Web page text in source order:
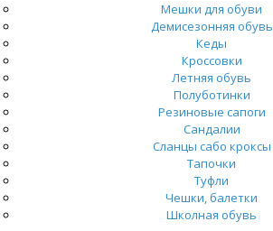
Мешки для обуви
Демисезонняя обувь
Кеды
Кроссовки
Летняя обувь
Полуботинки
Резиновые сапоги
Сандалии
Сланцы сабо кроксы
Тапочки
Туфли
Чешки, балетки
Школная обувь